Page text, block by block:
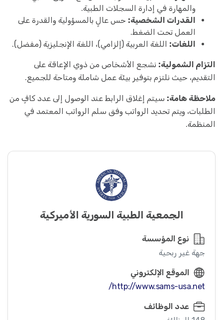
والمهارة في إدارة السجلات الطبية.
القدرات الشخصية: حس عالٍ بالمسؤولية والقدرة على
العمل تحت الضغط.
اللغات: اللغة العربية (إلزامي)، اللغة الإنجليزية (مفضل).
التزام الشمولية: نشجع الأشخاص من ذوي الإعاقة على
التقديم، حيث نلتزم بتوفير بيئة عمل شاملة ومتاحة للجميع.
ملاحظة هامة: سيتم إغلاق الرابط عند الوصول إلى عدد كافٍ من
الطلبات، ويتم تحديد الرواتب وفق سلم الرواتب المعتمد في
المنظمة.
الجمعية الطبية السورية الأميركية
نوع المؤسسة
جهة غير ربحية
الموقع الإلكتروني
http://www.sams-usa.net/
عدد الوظائف